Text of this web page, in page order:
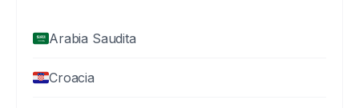
Arabia Saudita
Croacia